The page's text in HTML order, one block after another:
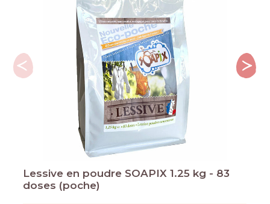
Lessive en poudre SOAPIX 1.25 kg - 83
doses (poche)